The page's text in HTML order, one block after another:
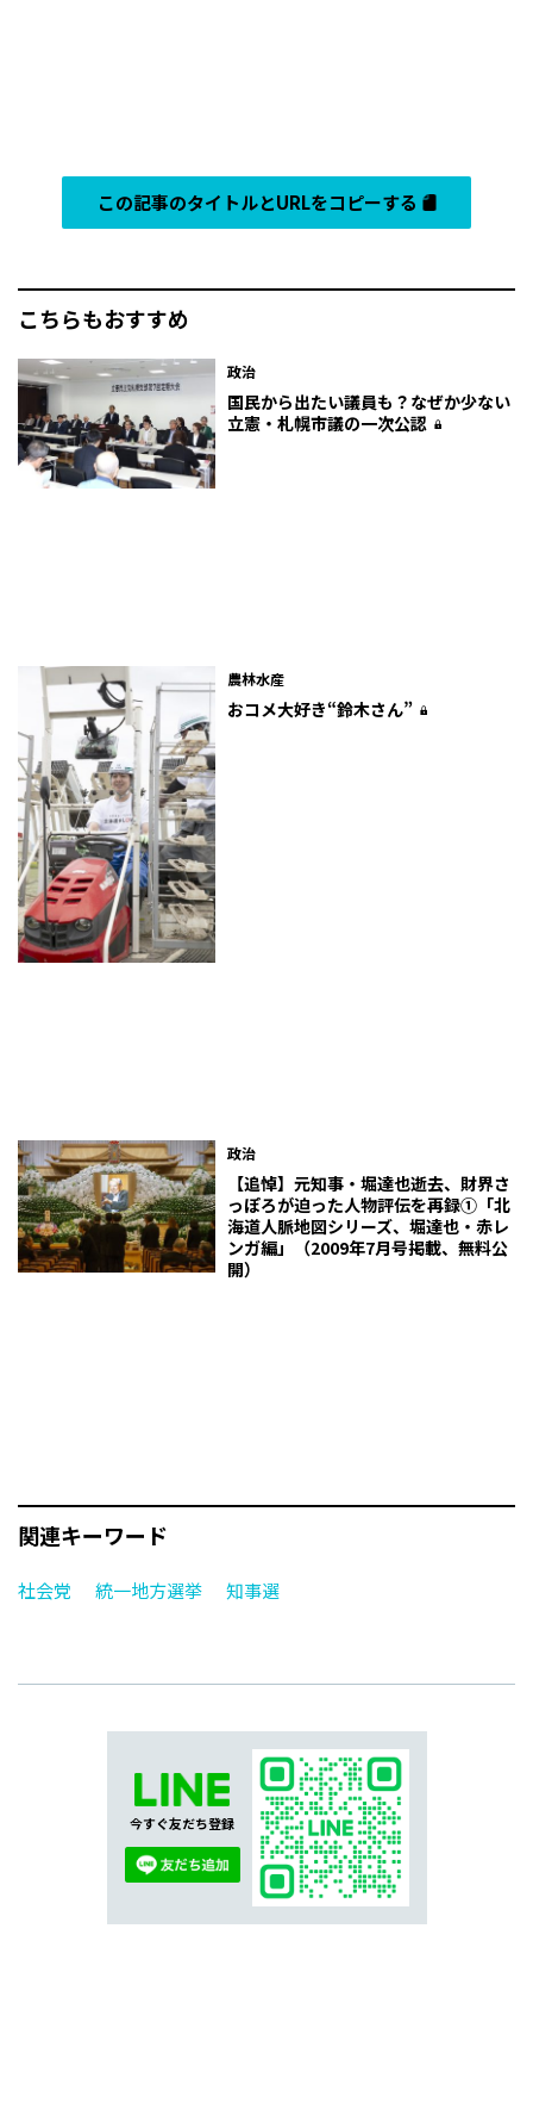
この記事のタイトルとURLをコピーする
こちらもおすすめ
政治
国民から出たい議員も？なぜか少ない
立憲・札幌市議の一次公認
農林水産
おコメ大好き“鈴木さん”
政治
【追悼】元知事・堀達也逝去、財界さ
っぽろが迫った人物評伝を再録①「北
海道人脈地図シリーズ、堀達也・赤レ
ンガ編」（2009年7月号掲載、無料公
開）
関連キーワード
社会党 統一地方選挙 知事選
今すぐ友だち登録